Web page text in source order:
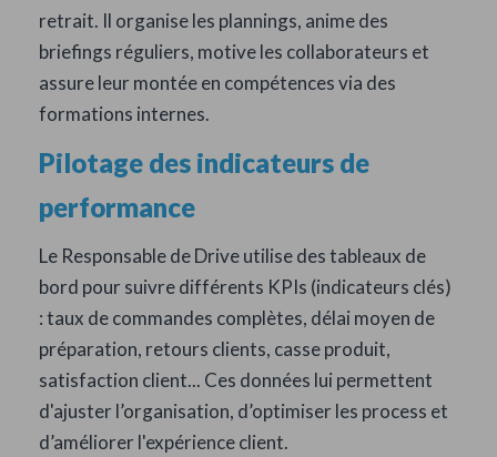
retrait. Il organise les plannings, anime des
briefings réguliers, motive les collaborateurs et
assure leur montée en compétences via des
formations internes.
Pilotage des indicateurs de
performance
Le Responsable de Drive utilise des tableaux de
bord pour suivre différents KPIs (indicateurs clés)
: taux de commandes complètes, délai moyen de
préparation, retours clients, casse produit,
satisfaction client... Ces données lui permettent
d'ajuster l’organisation, d’optimiser les process et
d’améliorer l'expérience client.